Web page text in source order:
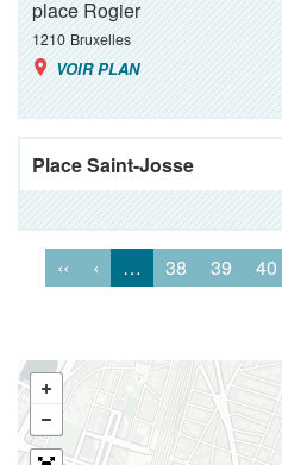
place Rogier
1210 Bruxelles
VOIR PLAN
Place Saint-Josse
‹‹ ‹ … 38 39 40